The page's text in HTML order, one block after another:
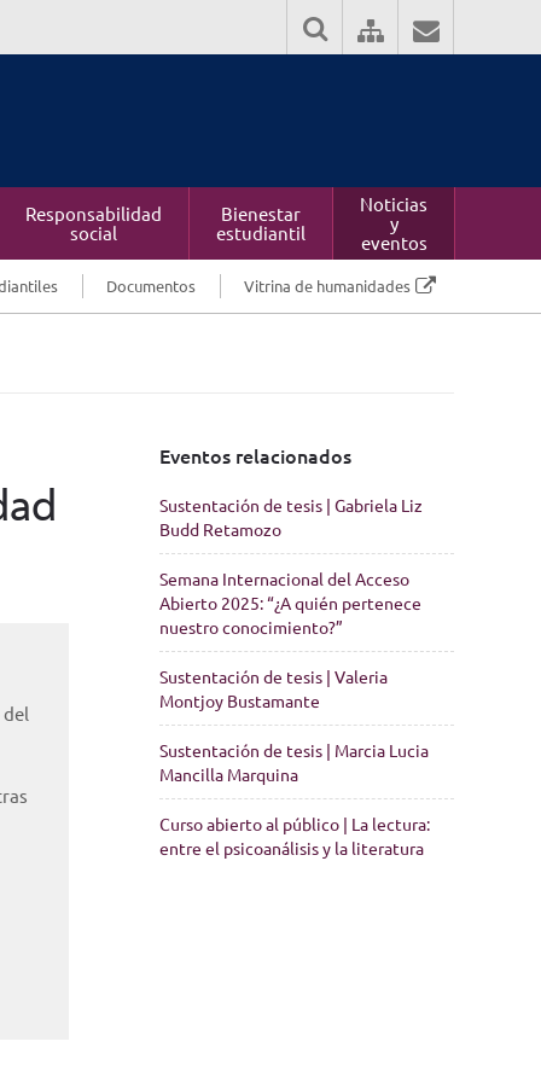
Responsabilidad
social
Bienestar
estudiantil
Noticias
y
eventos
Documentos Vitrina de humanidades
del
Eventos relacionados
Sustentación de tesis | Gabriela Liz
Budd Retamozo
Semana Internacional del Acceso
Abierto 2025: “¿A quién pertenece
nuestro conocimiento?”
Sustentación de tesis | Valeria
Montjoy Bustamante
Sustentación de tesis | Marcia Lucia
Mancilla Marquina
Curso abierto al público | La lectura:
entre el psicoanálisis y la literatura